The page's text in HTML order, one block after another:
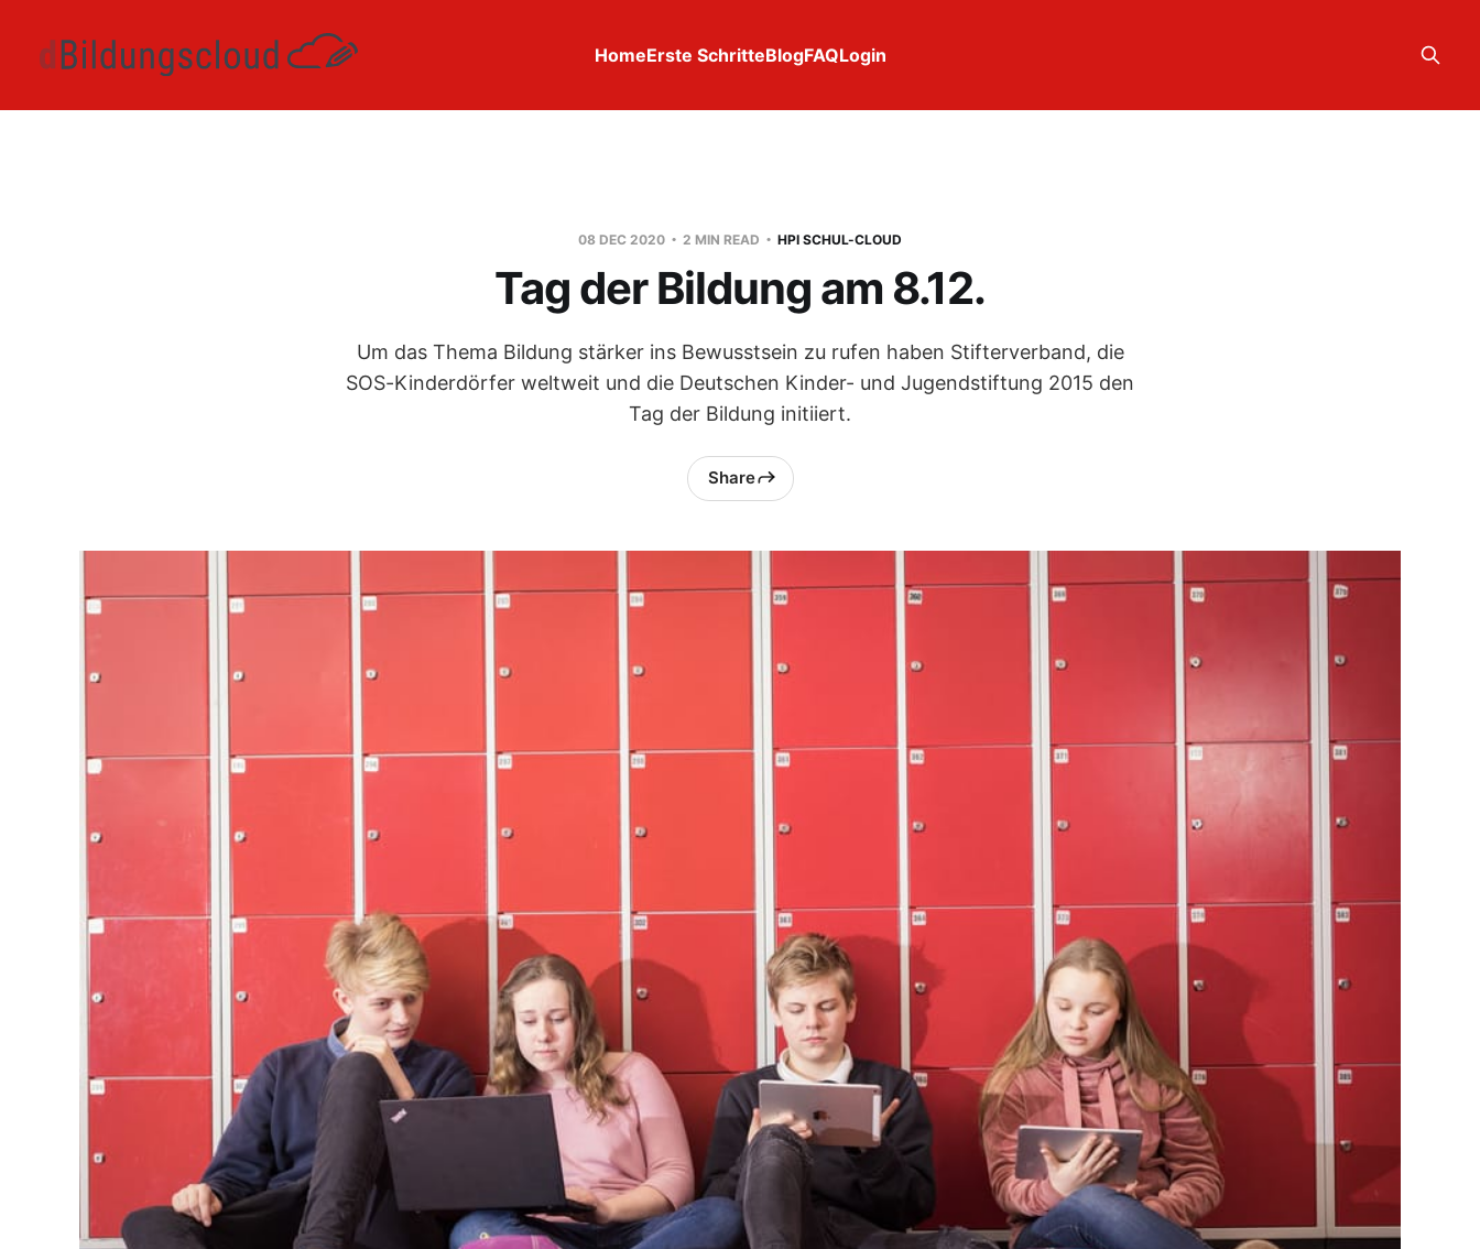
HomeErste SchritteBlogFAQLogin
08 DEC 2020 2 MIN READ HPI SCHUL-CLOUD
Tag der Bildung am 8.12.
Um das Thema Bildung stärker ins Bewusstsein zu rufen haben Stifterverband, die
SOS-Kinderdörfer weltweit und die Deutschen Kinder- und Jugendstiftung 2015 den
Tag der Bildung initiiert.
Share